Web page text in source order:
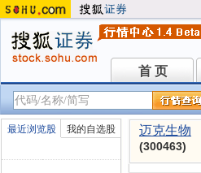
首 页
首 页
最近浏览股 我的自选股 迈克生物
(300463)